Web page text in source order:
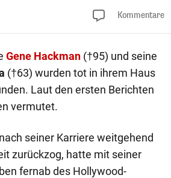
Kommentare
Gene Hackman (†95) und seine
(†63) wurden tot in ihrem Haus
Laut den ersten Berichten
vermutet.
seiner Karriere weitgehend
zurückzog, hatte mit seiner
fernab des Hollywood-